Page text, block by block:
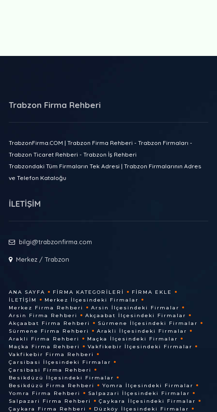
Trabzon Firma Rehberi
TrabzonFirma.COM | Trabzon Firma Rehberi - Trabzon Firmaları -
Trabzon Ticaret Rehberi - Trabzon İş Rehberi
Trabzondaki Tüm Firmaların Tek Adresi | Trabzon Firmalarının Adres
ve Telefon Kataloğu
İLETİŞİM
bilgi@trabzonfirma.com
Merkez / Trabzon
ANA SAYFA FIRMA KATEGORILERI
FIRMA EKLE
İLETIŞIM
Merkez İlçesindeki Firmalar
Merkez Firma Rehberi
Arsin İlçesindeki Firmalar
Arsin Firma Rehberi
Akçaabat İlçesindeki Firmalar
Akçaabat Firma Rehberi
Sürmene İlçesindeki Firmalar
Sürmene Firma Rehberi
Arakli İlçesindeki Firmalar
Arakli Firma Rehberi
Maçka İlçesindeki Firmalar
Maçka Firma Rehberi
Vakfikebir İlçesindeki Firmalar
Vakfikebir Firma Rehberi
Çarsibasi İlçesindeki Firmalar
Çarsibasi Firma Rehberi
Besikdüzü İlçesindeki Firmalar
Besikdüzü Firma Rehberi
Yomra İlçesindeki Firmalar
Yomra Firma Rehberi
Salpazari İlçesindeki Firmalar
Salpazari Firma Rehberi
Çaykara İlçesindeki Firmalar
Çaykara Firma Rehberi
Düzköy İlçesindeki Firmalar